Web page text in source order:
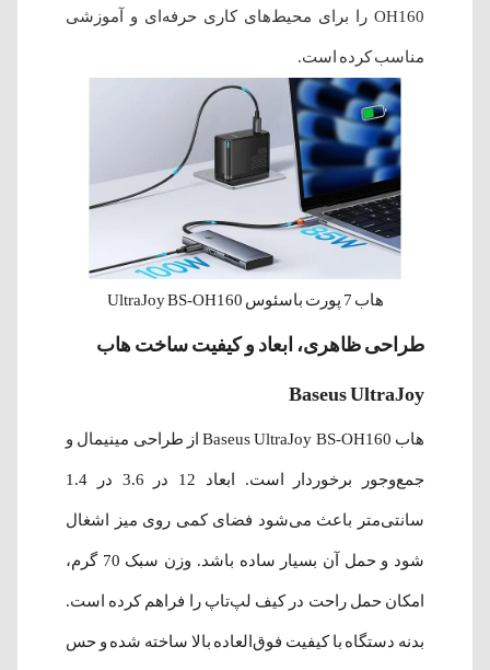
OH160 را برای محیط‌های کاری حرفه‌ای و آموزشی
مناسب کرده است.
هاب 7 پورت باسئوس UltraJoy BS-OH160
طراحی ظاهری، ابعاد و کیفیت ساخت هاب
Baseus UltraJoy
هاب Baseus UltraJoy BS-OH160 از طراحی مینیمال و
جمع‌وجور برخوردار است. ابعاد 12 در 3.6 در 1.4
سانتی‌متر باعث می‌شود فضای کمی روی میز اشغال
شود و حمل آن بسیار ساده باشد. وزن سبک 70 گرم،
امکان حمل راحت در کیف لپ‌تاپ را فراهم کرده است.
بدنه دستگاه با کیفیت فوق‌العاده بالا ساخته شده و حس